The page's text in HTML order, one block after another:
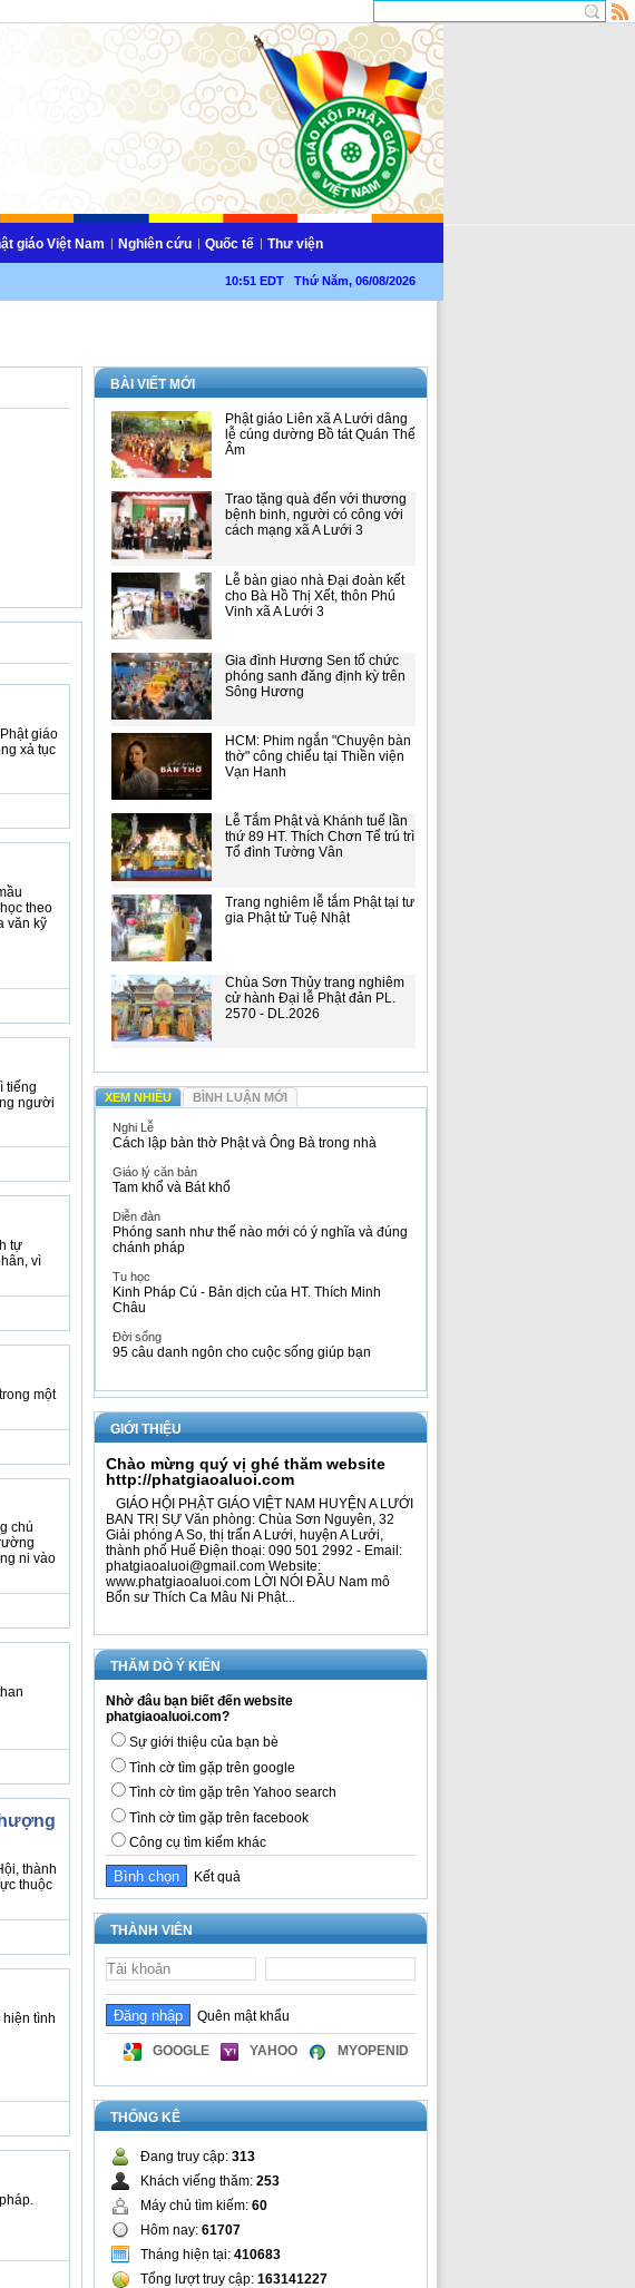
giáo Việt Nam Nghiên cứu Quốc tế Thư viện
10:51 EDT Thứ Năm, 06/08/2026
giáo
xả tục
theo
văn kỹ
tiếng
người
tự
vì
một
chú
ni vào
thành
thuộc
hiện tình
BÀI VIẾT MỚI
Phật giáo Liên xã A Lưới dâng
lễ cúng dường Bồ tát Quán Thế
Âm
Trao tặng quà đến với thương
bệnh binh, người có công với
cách mạng xã A Lưới 3
Lễ bàn giao nhà Đại đoàn kết
cho Bà Hồ Thị Xết, thôn Phú
Vinh xã A Lưới 3
Gia đình Hương Sen tổ chức
phóng sanh đăng định kỳ trên
Sông Hương
HCM: Phim ngắn "Chuyện bàn
thờ" công chiếu tại Thiền viện
Vạn Hanh
Lễ Tắm Phật và Khánh tuế lần
thứ 89 HT. Thích Chơn Tế trú trì
Tổ đình Tường Vân
Trang nghiêm lễ tắm Phật tại tư
gia Phật tử Tuệ Nhật
Chùa Sơn Thủy trang nghiêm
cử hành Đại lễ Phật đản PL.
2570 - DL.2026
XEM NHIỀU BÌNH LUẬN MỚI
Nghi Lễ
Cách lập bàn thờ Phật và Ông Bà trong nhà
Giáo lý căn bản
Tam khổ và Bát khổ
Diễn đàn
Phóng sanh như thế nào mới có ý nghĩa và đúng
chánh pháp
Tu học
Kinh Pháp Cú - Bản dịch của HT. Thích Minh
Châu
Đời sống
95 câu danh ngôn cho cuộc sống giúp bạn
GIỚI THIỆU
Chào mừng quý vị ghé thăm website
http://phatgiaoaluoi.com
GIÁO HỘI PHẬT GIÁO VIỆT NAM HUYỆN A LƯỚI
BAN TRỊ SỰ Văn phòng: Chùa Sơn Nguyên, 32
Giải phóng A So, thị trấn A Lưới, huyện A Lưới,
thành phố Huế Điện thoại: 090 501 2992 - Email:
phatgiaoaluoi@gmail.com Website:
www.phatgiaoaluoi.com LỜI NÓI ĐẦU Nam mô
Bổn sư Thích Ca Mâu Ni Phật...
THĂM DÒ Ý KIẾN
Nhờ đâu bạn biết đến website
phatgiaoaluoi.com?
Sự giới thiệu của bạn bè
Tình cờ tìm gặp trên google
Tình cờ tìm gặp trên Yahoo search
Tình cờ tìm gặp trên facebook
Công cụ tìm kiếm khác
Kết quả
THÀNH VIÊN
Quên mật khẩu
GOOGLE YAHOO MYOPENID
THỐNG KÊ
Đang truy cập: 313
Khách viếng thăm: 253
Máy chủ tìm kiếm: 60
Hôm nay: 61707
Tháng hiện tại: 410683
Tổng lượt truy cập: 163141227